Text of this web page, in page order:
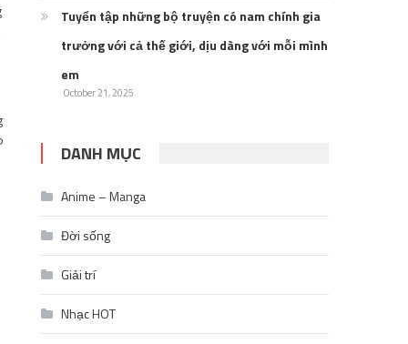
Tuyển tập những bộ truyện có nam chính gia
trưởng với cả thế giới, dịu dàng với mỗi mình
em
October 21, 2025
DANH MỤC
Anime – Manga
Đời sống
Giải trí
Nhạc HOT